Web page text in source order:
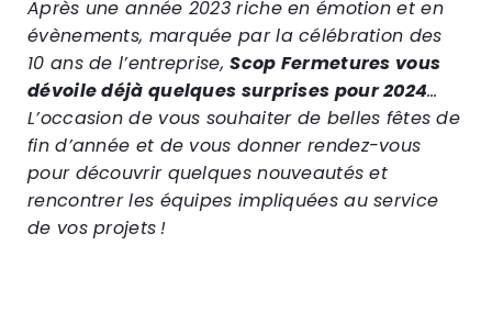
Après une année 2023 riche en émotion et en
évènements, marquée par la célébration des
10 ans de l’entreprise,Scop Fermetures vous
dévoile déjà quelques surprises pour 2024…
L’occasion de vous souhaiter de belles fêtes de
fin d’année et de vous donner rendez-vous
pour découvrir quelques nouveautés et
rencontrerles équipes impliquées au service
de vos projets !